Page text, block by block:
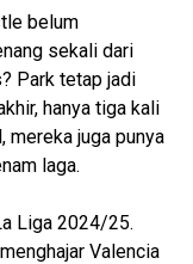
belum
sekali dari
Park tetap jadi
hanya tiga kali
mereka juga punya
laga.
Liga 2024/25.
Valencia